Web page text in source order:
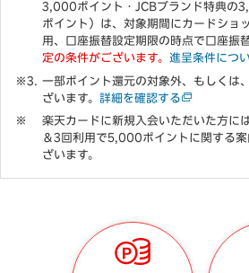
3,000ポイント・JCBブランド特典の
ポイント）は、対象期間にカードショ
用、口座振替設定期限の時点で口座振
定の条件がございます。 進呈条件につ
一部ポイント還元の対象外、もしくは
ざいます。 詳細を確認する
楽天カードに新規入会いただいた方に
＆3回利用で5,000ポイントに関する
ざいます。